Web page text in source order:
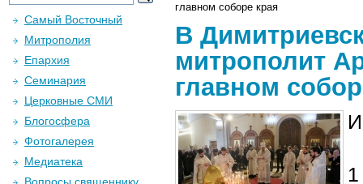
главном соборе края
В
митрополит
главном
Самый Восточный
Митрополия
Епархия
Семинария
Церковные СМИ
Блогосфера
Фотогалерея
Медиатека